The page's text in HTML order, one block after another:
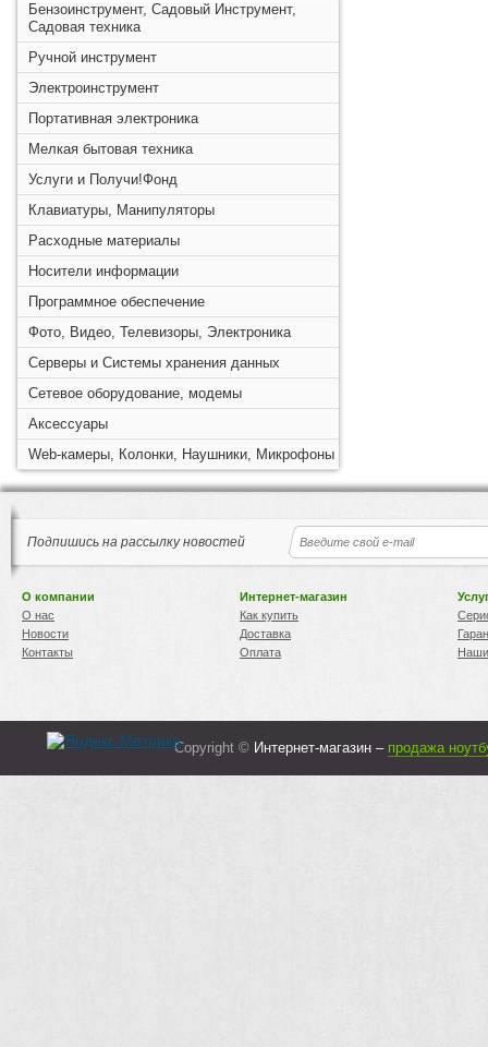
Бензоинструмент, Садовый Инструмент,
Садовая техника
Ручной инструмент
Электроинструмент
Портативная электроника
Мелкая бытовая техника
Услуги и Получи!Фонд
Клавиатуры, Манипуляторы
Расходные материалы
Носители информации
Программное обеспечение
Фото, Видео, Телевизоры, Электроника
Серверы и Системы хранения данных
Сетевое оборудование, модемы
Аксессуары
Web-камеры, Колонки, Наушники, Микрофоны
Подпишись на рассылку новостей
О компании
О нас
Новости
Контакты
Интернет-магазин
Как купить
Доставка
Оплата
Copyright © Интернет-магазин – продажа